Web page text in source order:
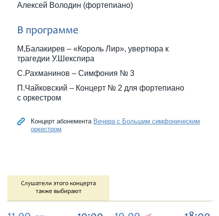
Алексей Володин (фортепиано)
В программе
М,Балакирев – «Король Лир», увертюра к
трагедии У.Шекспира
С.Рахманинов – Симфония № 3
П.Чайковский – Концерт № 2 для фортепиано
с оркестром
Концерт абонемента Вечера с Большим симфоническим
оркестром
Слушатели этого концерта
также выбирают